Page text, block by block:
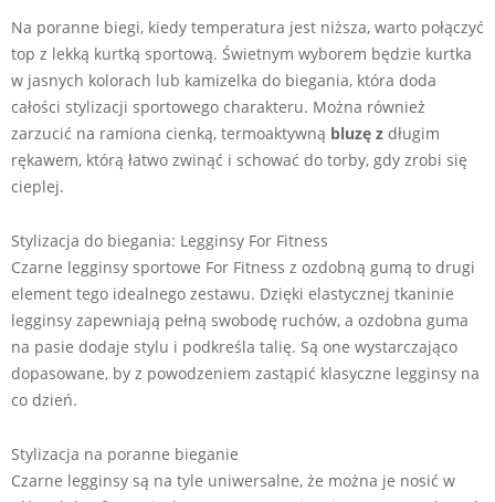
Na poranne biegi, kiedy temperatura jest niższa, warto połączyć
top z lekką kurtką sportową. Świetnym wyborem będzie kurtka
w jasnych kolorach lub kamizelka do biegania, która doda
całości stylizacji sportowego charakteru. Można również
zarzucić na ramiona cienką, termoaktywną bluzę z długim
rękawem, którą łatwo zwinąć i schować do torby, gdy zrobi się
cieplej.
Stylizacja do biegania: Legginsy For Fitness
Czarne legginsy sportowe For Fitness z ozdobną gumą to drugi
element tego idealnego zestawu. Dzięki elastycznej tkaninie
legginsy zapewniają pełną swobodę ruchów, a ozdobna guma
na pasie dodaje stylu i podkreśla talię. Są one wystarczająco
dopasowane, by z powodzeniem zastąpić klasyczne legginsy na
co dzień.
Stylizacja na poranne bieganie
Czarne legginsy są na tyle uniwersalne, że można je nosić w